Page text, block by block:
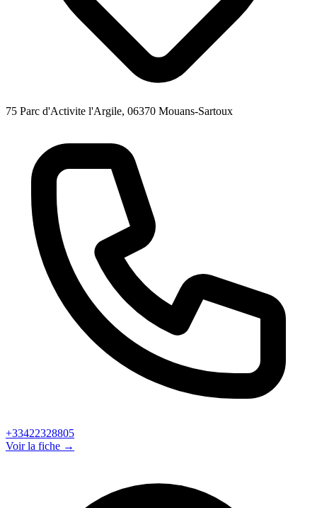
75 Parc d'Activite l'Argile, 06370 Mouans-Sartoux
+33422328805
Voir la fiche →